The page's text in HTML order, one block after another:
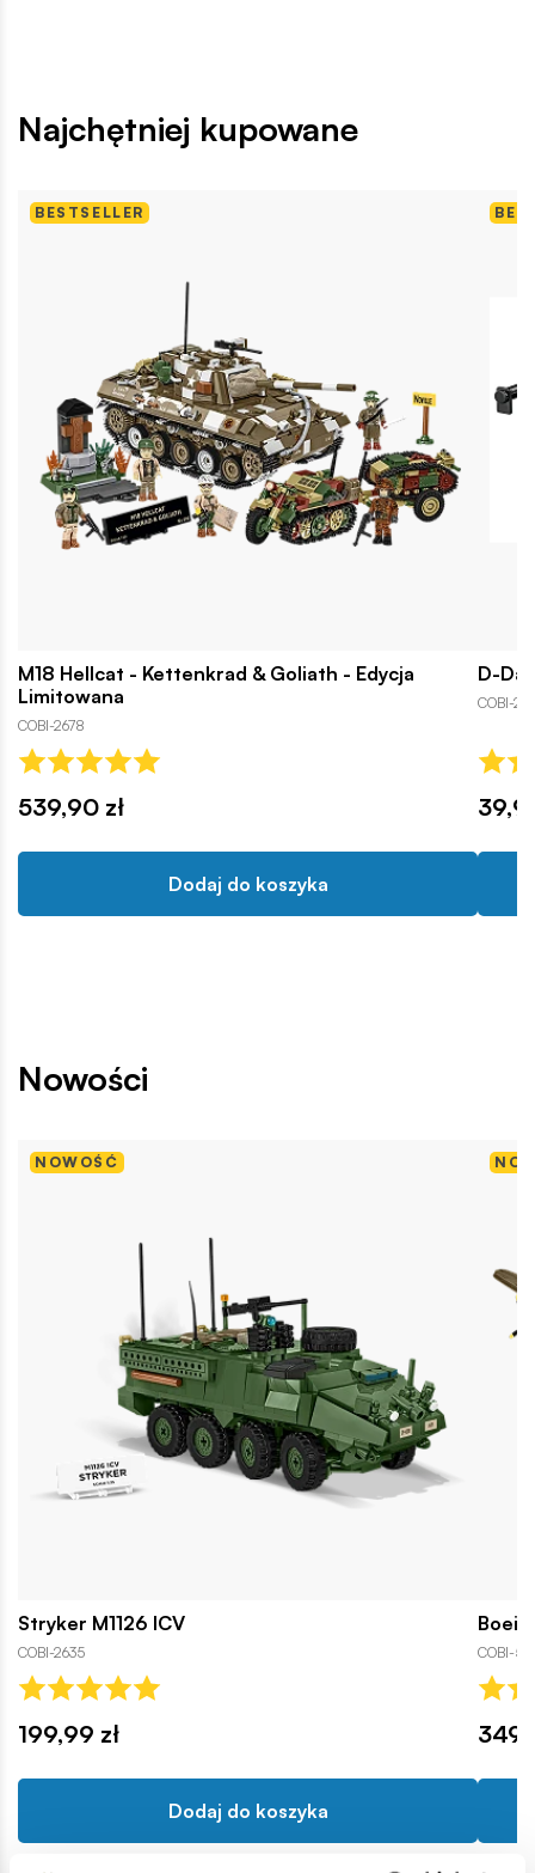
Najchętniej kupowane
BESTSELLER
M18 Hellcat - Kettenkrad & Goliath - Edycja
Limitowana
COBI-2678
539,90 zł
Dodaj do koszyka
D-
COBI-
Nowości
NOWOŚĆ
Stryker M1126 ICV
COBI-2635
199,99 zł
Dodaj do koszyka
COBI-